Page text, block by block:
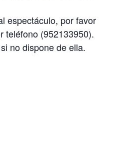
espectáculo, por favor
teléfono (952133950).
no dispone de ella.